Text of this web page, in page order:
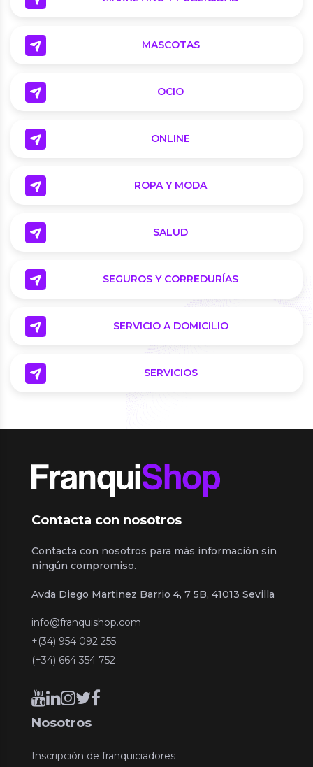
MASCOTAS
OCIO
ONLINE
ROPA Y MODA
SALUD
SEGUROS Y CORREDURÍAS
SERVICIO A DOMICILIO
SERVICIOS
Contacta con nosotros
Contacta con nosotros para más información sin
ningún compromiso.
Avda Diego Martinez Barrio 4, 7 5B, 41013 Sevilla
info@franquishop.com
+(34) 954 092 255
(+34) 664 354 752
Nosotros
Inscripción de franquiciadores